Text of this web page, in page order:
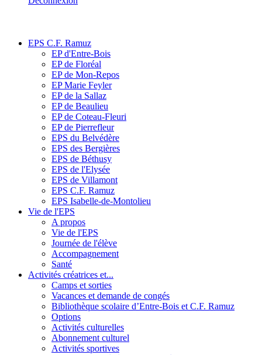
EPS C.F. Ramuz
EP d'Entre-Bois
EP de Floréal
EP de Mon-Repos
EP Marie Feyler
EP de la Sallaz
EP de Beaulieu
EP de Coteau-Fleuri
EP de Pierrefleur
EPS du Belvédère
EPS des Bergières
EPS de Béthusy
EPS de l'Elysée
EPS de Villamont
EPS C.F. Ramuz
EPS Isabelle-de-Montolieu
Vie de l'EPS
A propos
Vie de l'EPS
Journée de l'élève
Accompagnement
Santé
Activités créatrices et...
Camps et sorties
Vacances et demande de congés
Bibliothèque scolaire d’Entre-Bois et C.F. Ramuz
Options
Activités culturelles
Abonnement culturel
Activités sportives